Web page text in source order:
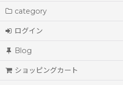
category
ログイン
Blog
ショッピングカート